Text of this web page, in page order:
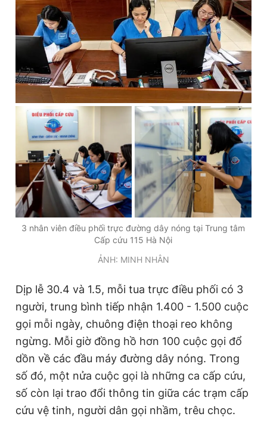
3 nhân viên điều phối trực đường dây nóng tại Trung tâm
Cấp cứu 115 Hà Nội
ẢNH: MINH NHÂN
Dịp lễ 30.4 và 1.5, mỗi tua trực điều phối có 3
người, trung bình tiếp nhận 1.400 - 1.500 cuộc
gọi mỗi ngày, chuông điện thoại reo không
ngừng. Mỗi giờ đồng hồ hơn 100 cuộc gọi đổ
dồn về các đầu máy đường dây nóng. Trong
số đó, một nửa cuộc gọi là những ca cấp cứu,
số còn lại trao đổi thông tin giữa các trạm cấp
cứu vệ tinh, người dân gọi nhầm, trêu chọc.